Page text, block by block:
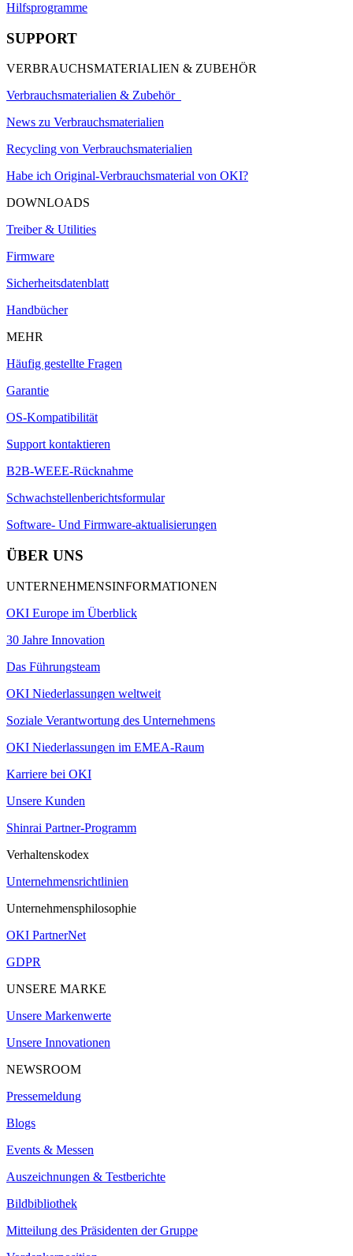
Hilfsprogramme
SUPPORT
VERBRAUCHSMATERIALIEN & ZUBEHÖR
Verbrauchsmaterialien & Zubehör
News zu Verbrauchsmaterialien
Recycling von Verbrauchsmaterialien
Habe ich Original-Verbrauchsmaterial von OKI?
DOWNLOADS
Treiber & Utilities
Firmware
Sicherheitsdatenblatt
Handbücher
MEHR
Häufig gestellte Fragen
Garantie
OS-Kompatibilität
Support kontaktieren
B2B-WEEE-Rücknahme
Schwachstellenberichtsformular
Software- Und Firmware-aktualisierungen
ÜBER UNS
UNTERNEHMENSINFORMATIONEN
OKI Europe im Überblick
30 Jahre Innovation
Das Führungsteam
OKI Niederlassungen weltweit
Soziale Verantwortung des Unternehmens
OKI Niederlassungen im EMEA-Raum
Karriere bei OKI
Unsere Kunden
Shinrai Partner-Programm
Verhaltenskodex
Unternehmensrichtlinien
Unternehmensphilosophie
OKI PartnerNet
GDPR
UNSERE MARKE
Unsere Markenwerte
Unsere Innovationen
NEWSROOM
Pressemeldung
Blogs
Events & Messen
Auszeichnungen & Testberichte
Bildbibliothek
Mitteilung des Präsidenten der Gruppe